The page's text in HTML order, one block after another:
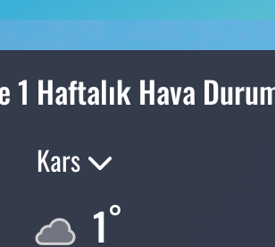
1 Haftalık Hava
Kars
1°